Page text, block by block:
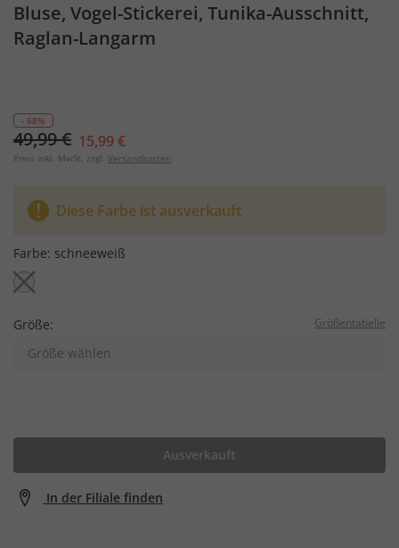
Bluse, Vogel-Stickerei, Tunika-Ausschnitt,
Raglan-Langarm
- 68%
49,99 € 15,99 €
Preis inkl. MwSt. zzgl. Versandkosten
Diese Farbe ist ausverkauft
Farbe: schneeweiß
Größe: Größentabelle
Größe wählen
Ausverkauft
In der Filiale finden